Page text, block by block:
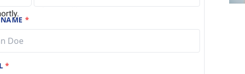
*
*